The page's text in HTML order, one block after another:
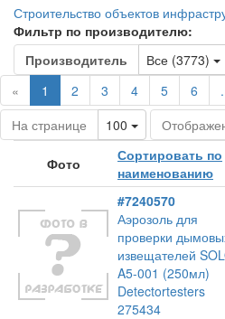
Строительство объектов
Фильтр по производителю:
Производитель
Все (3773)
«
1 (current)
2 3 4 5 6
На странице
100 Toggle
Фото
Сортировать по
наименованию
#7240570
Аэрозоль для
проверки
извещателей
A5-001 (250мл)
Detectortesters
275434